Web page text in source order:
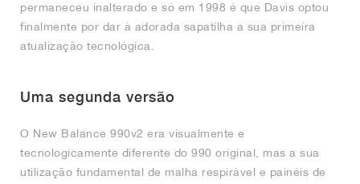
permaneceu inalterado e só em 1998 é que Davis optou
finalmente por dar à adorada sapatilha a sua primeira
atualização tecnológica.
Uma segunda versão
O New Balance 990v2 era visualmente e
tecnologicamente diferente do 990 original, mas a sua
utilização fundamental de malha respirável e painéis de